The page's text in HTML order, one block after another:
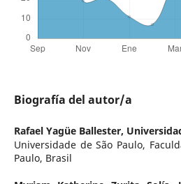
Biografía del autor/a
Rafael Yagüe Ballester,
Universidade de São Paulo,
Paulo, Brasil